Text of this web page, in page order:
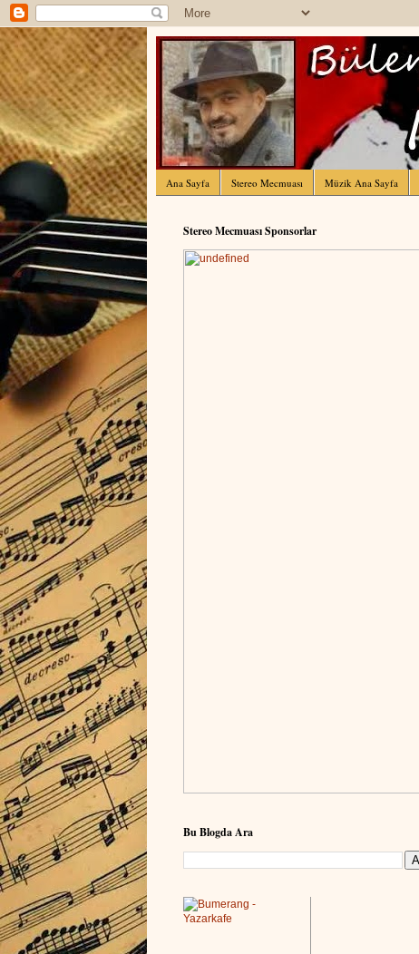
Ana Sayfa Stereo Mecmuası Müzik Ana Sayfa
Stereo Mecmuası Sponsorlar
Bu Blogda Ara